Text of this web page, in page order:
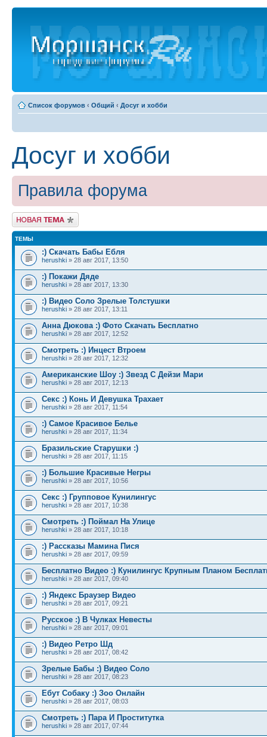
Список форумов ‹ Общий ‹ Досуг и хобби
Досуг и хобби
Правила форума
Новая тема
ТЕМЫ
:) Скачать Бабы Ебля
herushki » 28 авг 2017, 13:50
:) Покажи Дяде
herushki » 28 авг 2017, 13:30
:) Видео Соло Зрелые Толстушки
herushki » 28 авг 2017, 13:11
Анна Дюкова :) Фото Скачать Бесплатно
herushki » 28 авг 2017, 12:52
Смотреть :) Инцест Втроем
herushki » 28 авг 2017, 12:32
Американские Шоу :) Звезд С Дейзи Мари
herushki » 28 авг 2017, 12:13
Секс :) Конь И Девушка Трахает
herushki » 28 авг 2017, 11:54
:) Самое Красивое Белье
herushki » 28 авг 2017, 11:34
Бразильские Старушки :)
herushki » 28 авг 2017, 11:15
:) Большие Красивые Негры
herushki » 28 авг 2017, 10:56
Секс :) Групповое Кунилингус
herushki » 28 авг 2017, 10:38
Смотреть :) Поймал На Улице
herushki » 28 авг 2017, 10:18
:) Рассказы Мамина Пися
herushki » 28 авг 2017, 09:59
Бесплатно Видео :) Кунилингус Крупным Планом
herushki » 28 авг 2017, 09:40
:) Яндекс Браузер Видео
herushki » 28 авг 2017, 09:21
Русское :) В Чулках Невесты
herushki » 28 авг 2017, 09:01
:) Видео Ретро Шд
herushki » 28 авг 2017, 08:42
Зрелые Бабы :) Видео Соло
herushki » 28 авг 2017, 08:23
Ебут Собаку :) Зоо Онлайн
herushki » 28 авг 2017, 08:03
Смотреть :) Пара И Проститутка
herushki » 28 авг 2017, 07:44